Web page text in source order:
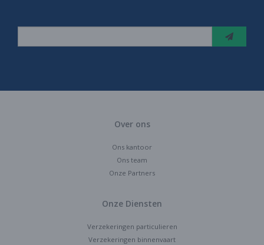
Over ons
Ons kantoor
Ons team
Onze Partners
Onze Diensten
Verzekeringen particulieren
Verzekeringen binnenvaart